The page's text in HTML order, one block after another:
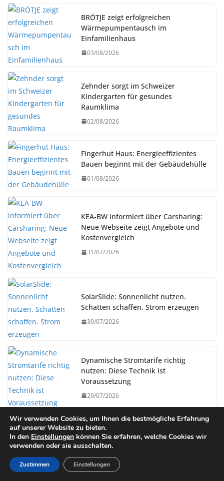
BRÖTJE zeigt erfolgreichen
Wärmepumpentausch im
Einfamilienhaus
03/08/2026
Zehnder sorgt im Schweizer
Kindergarten für gesundes
Raumklima
02/08/2026
Fingerhut Haus: Energieeffizientes
Bauen beginnt mit der Gebäudehülle
01/08/2026
KEA-BW informiert über Carsharing:
Neue Webseite zeigt Angebote und
Kostenvergleich
31/07/2026
SolarSlide: Sonnenlicht nutzen.
Schatten schaffen. Strom erzeugen
30/07/2026
Dynamische Stromtarife richtig
nutzen: Diese Technik ist
Voraussetzung
29/07/2026
tecalor: Verbraucher wünschen sich
digitale Services für Wärmepumpen
28/07/2026
Wir verwenden Cookies, um Ihnen die bestmögliche Erfahrung
auf unserer Website zu bieten.
In den Einstellungen können Sie erfahren, welche Cookies wir
verwenden oder sie ausschalten.
Zustimmen Einstellungen